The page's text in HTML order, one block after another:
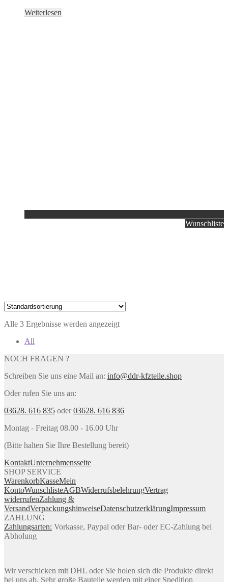
Weiterlesen
Wunschliste
Alle 3 Ergebnisse werden angezeigt
All
NOCH FRAGEN ?
Schreiben Sie uns eine Mail an: info@ddr-kfzteile.shop
Oder rufen Sie uns an:
03628. 616 835 oder03628. 616 836
Montag - Freitag 08.00 - 16.00 Uhr
(Bitte halten Sie Ihre Bestellung bereit)
KontaktUnternehmensseite
SHOP SERVICE
WarenkorbKasseMein
KontoWunschlisteAGBWiderrufsbelehrungVertrag
widerrufenZahlung &
VersandVerpackungshinweiseDatenschutzerklärungImpressum
ZAHLUNG
Zahlungsarten: Vorkasse, Paypal oder Bar- oder EC-Zahlung bei
Abholung
Wir verschicken mit DHL oder Sie holen sich die Produkte direkt
bei uns ab. Sehr große Bauteile werden mit einer Spedition